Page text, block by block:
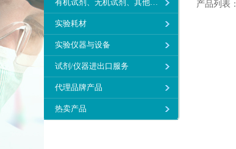
有机试剂、无机试剂、其他生化试剂
实验耗材
实验仪器与设备
试剂/仪器进出口服务
代理品牌产品
热卖产品
产品列表：